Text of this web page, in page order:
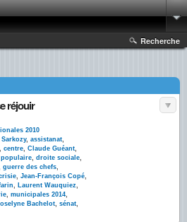
Recherche
réjouir
2010
, assistanat,
, centre, Claude Guéant,
, droite sociale,
guerre des chefs,
, Jean-François Copé,
, Laurent Wauquiez,
, municipales 2014,
Bachelot, sénat,